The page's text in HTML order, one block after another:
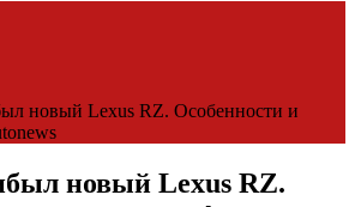
новый Lexus RZ. Особенности и
новый Lexus RZ.